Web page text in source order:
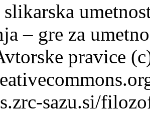
– gre za
pravice
sazu.si/